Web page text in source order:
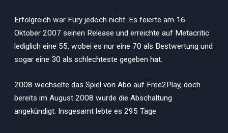
Erfolgreich war Fury jedoch nicht. Es feierte am 16.
Oktober 2007 seinen Release und erreichte auf Metacritic
lediglich eine 55, wobei es nur eine 70 als Bestwertung und
sogar eine 30 als schlechteste gegeben hat.
2008 wechselte das Spiel von Abo auf Free2Play, doch
bereits im August 2008 wurde die Abschaltung
angekündigt. Insgesamt lebte es 295 Tage.